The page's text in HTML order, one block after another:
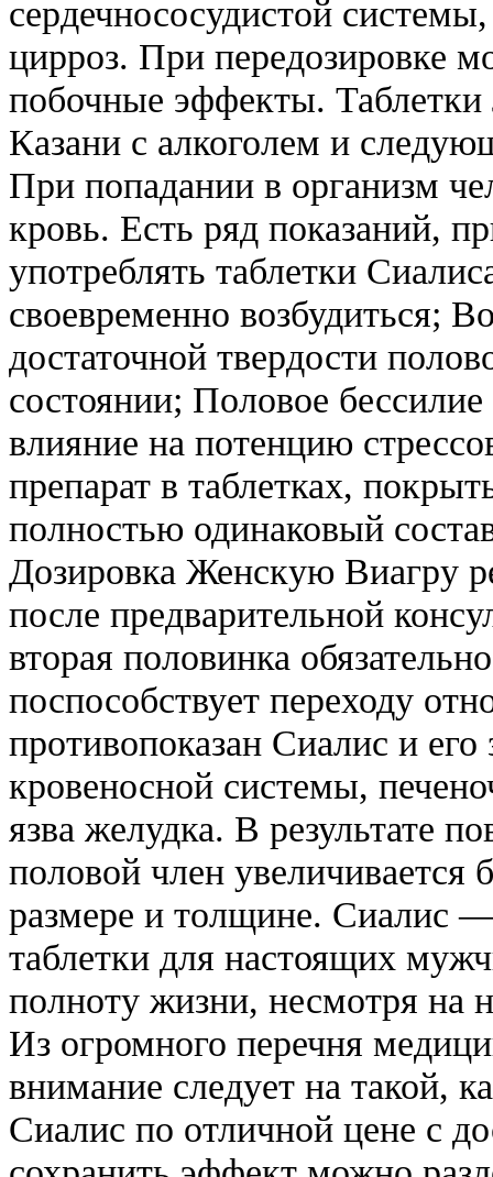
сердечнососудистой
цирроз. При передозировке
побочные эффекты. Таблетки
Казани с алкоголем и
При попадании в организм
кровь. Есть ряд показаний,
употреблять таблетки
своевременно возбудиться;
достаточной твердости
состоянии; Половое
влияние на потенцию
препарат в таблетках,
полностью одинаковый
Дозировка Женскую Виагру
после предварительной
вторая половинка
поспособствует переходу
противопоказан Сиалис и
кровеносной системы,
язва желудка. В результате
половой член увеличивается
размере и толщине. Сиалис
таблетки для настоящих
полноту жизни, несмотря на
Из огромного перечня
внимание следует на такой,
Сиалис по отличной цене с